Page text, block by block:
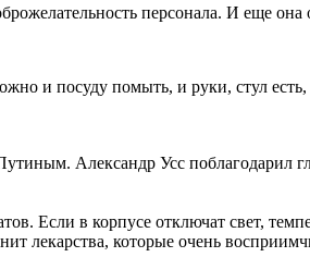
персонала. И еще
и посуду помыть, и руки, стул
Александр Усс поблагодарил
Если в корпусе отключат свет,
лекарства, которые очень